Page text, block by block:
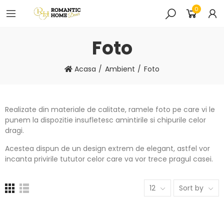
0
Foto
Acasa Ambient Foto
Realizate din materiale de calitate, ramele foto pe care vi le
punem la dispozitie insufletesc amintirile si chipurile celor
dragi.
Acestea dispun de un design extrem de elegant, astfel vor
incanta privirile tututor celor care va vor trece pragul casei.
12 Sort by